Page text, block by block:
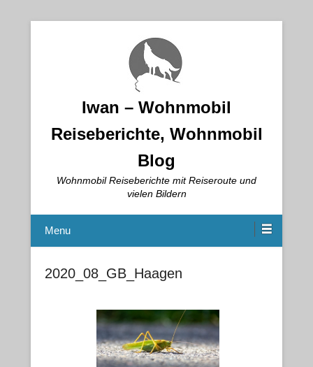
Iwan – Wohnmobil
Reiseberichte, Wohnmobil
Blog
Wohnmobil Reiseberichte mit Reiseroute und
vielen Bildern
Menu
2020_08_GB_Haagen